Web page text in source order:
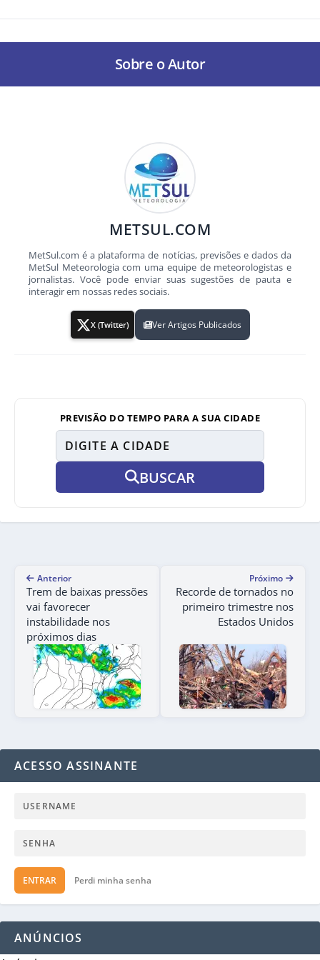
Sobre o Autor
METSUL.COM
MetSul.com é a plataforma de notícias, previsões e dados da
MetSul Meteorologia com uma equipe de meteorologistas e
jornalistas. Você pode enviar suas sugestões de pauta e
interagir em nossas redes sociais.
X (Twitter) Ver Artigos Publicados
PREVISÃO DO TEMPO PARA A SUA CIDADE
BUSCAR
Anterior
Trem de baixas pressões
vai favorecer
instabilidade nos
próximos dias
Próximo
Recorde de tornados no
primeiro trimestre nos
Estados Unidos
ACESSO ASSINANTE
ENTRAR Perdi minha senha
ANÚNCIOS